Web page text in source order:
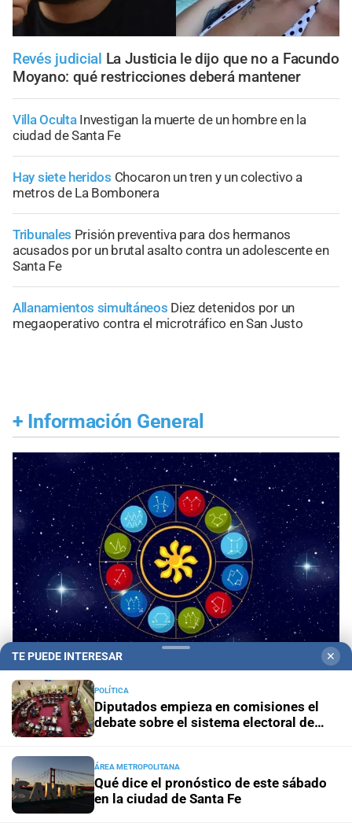
Revés judicial La Justicia le dijo que no a Facundo
Moyano: qué restricciones deberá mantener
Villa Oculta Investigan la muerte de un hombre en la
ciudad de Santa Fe
Hay siete heridos Chocaron un tren y un colectivo a
metros de La Bombonera
Tribunales Prisión preventiva para dos hermanos
acusados por un brutal asalto contra un adolescente en
Santa Fe
Allanamientos simultáneos Diez detenidos por un
megaoperativo contra el microtráfico en San Justo
+ Información General
Panorama astrológico
agosto de 2026
Horóscopo del día
agosto de 2026
Horóscopo del día
TE PUEDE INTERESAR ✕
POLÍTICA
Diputados empieza en comisiones el
debate sobre el sistema electoral de
ÁREA METROPOLITANA
Qué dice el pronóstico de este sábado
en la ciudad de Santa Fe